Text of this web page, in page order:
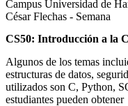
Campus Universidad de
César Flechas - Semana
CS50: Introducción a la
Algunos de los temas
estructuras de datos,
utilizados son C, Python,
estudiantes pueden obtener